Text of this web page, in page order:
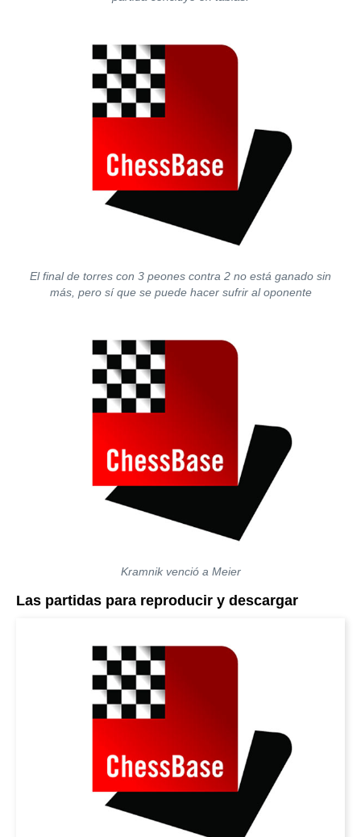
El final de torres con 3 peones contra 2 no está ganado sin
más, pero sí que se puede hacer sufrir al oponente
Kramnik venció a Meier
Las partidas para reproducir y descargar